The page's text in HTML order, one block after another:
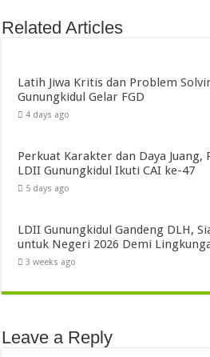
Related Articles
Latih Jiwa Kritis dan Problem
Gunungkidul Gelar FGD
4 days ago
Perkuat Karakter dan Daya Juang,
LDII Gunungkidul Ikuti CAI ke-47
5 days ago
LDII Gunungkidul Gandeng DLH,
untuk Negeri 2026 Demi
3 weeks ago
Leave a Reply